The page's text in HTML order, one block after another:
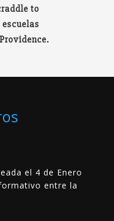
to
escuelas
el 4 de Enero
entre la